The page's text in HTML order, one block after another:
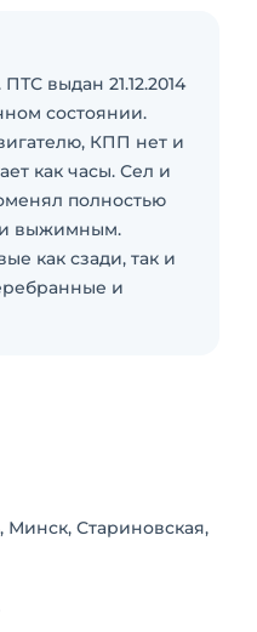
выдан 21.12.2014
состоянии.
КПП нет и
как часы. Сел и
полностью
и выжимным.
как сзади, так и
и
фен
На
7 месяцев.
Минск, Стариновская,